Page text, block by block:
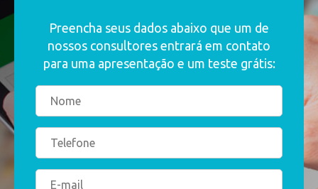
Preencha seus dados abaixo que um de
nossos consultores entrará em contato
para uma apresentação e um teste grátis: